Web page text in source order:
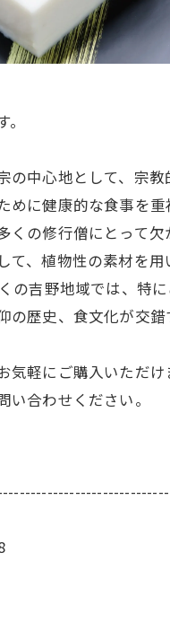
の中心地として、宗
めに健康的な食事を
くの修行僧にとって
て、植物性の素材を
の吉野地域では、特
の歴史、食文化が交
軽にご購入いただけ
合わせください。